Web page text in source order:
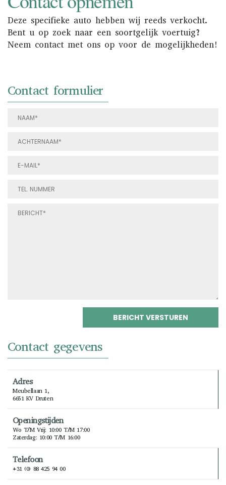
Deze specifieke auto hebben wij reeds verkocht.
Bent u op zoek naar een soortgelijk voertuig?
Neem contact met ons op voor de mogelijkheden!
Contact formulier
Contact gegevens
Adres
Meubellaan 1,
6651 KV Druten
Openingstijden
Wo T/m Vrij: 10:00 T/m 17:00
Zaterdag: 10:00 T/m 16:00
Telefoon
+31 (0) 88 425 94 00